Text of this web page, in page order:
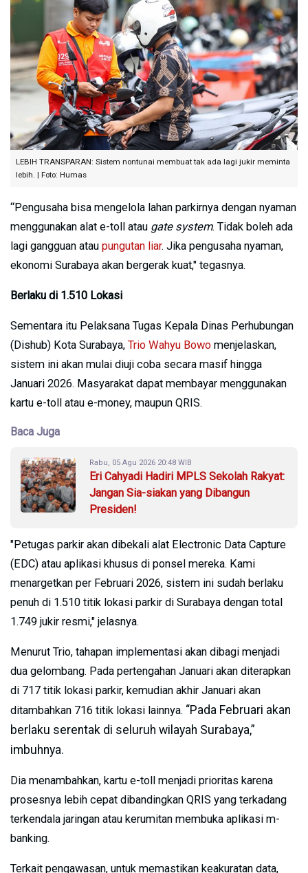
LEBIH TRANSPARAN: Sistem nontunai membuat tak ada lagi jukir meminta
lebih. | Foto: Humas
“Pengusaha bisa mengelola lahan parkirnya dengan nyaman
menggunakan alat e-toll atau gate system. Tidak boleh ada
lagi gangguan atau pungutan liar. Jika pengusaha nyaman,
ekonomi Surabaya akan bergerak kuat," tegasnya.
Berlaku di 1.510 Lokasi
Sementara itu Pelaksana Tugas Kepala Dinas Perhubungan
(Dishub) Kota Surabaya, Trio Wahyu Bowo menjelaskan,
sistem ini akan mulai diuji coba secara masif hingga
Januari 2026. Masyarakat dapat membayar menggunakan
kartu e-toll atau e-money, maupun QRIS.
Baca Juga
Rabu, 05 Agu 2026 20:48 WIB
Eri Cahyadi Hadiri MPLS Sekolah Rakyat:
Jangan Sia-siakan yang Dibangun
Presiden!
"Petugas parkir akan dibekali alat Electronic Data Capture
(EDC) atau aplikasi khusus di ponsel mereka. Kami
menargetkan per Februari 2026, sistem ini sudah berlaku
penuh di 1.510 titik lokasi parkir di Surabaya dengan total
1.749 jukir resmi," jelasnya.
Menurut Trio, tahapan implementasi akan dibagi menjadi
dua gelombang. Pada pertengahan Januari akan diterapkan
di 717 titik lokasi parkir, kemudian akhir Januari akan
ditambahkan 716 titik lokasi lainnya. “Pada Februari akan
berlaku serentak di seluruh wilayah Surabaya,”
imbuhnya.
Dia menambahkan, kartu e-toll menjadi prioritas karena
prosesnya lebih cepat dibandingkan QRIS yang terkadang
terkendala jaringan atau kerumitan membuka aplikasi m-
banking.
Terkait pengawasan, untuk memastikan keakuratan data,